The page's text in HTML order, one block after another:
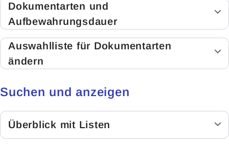
Dokumentarten und
Aufbewahrungsdauer
Auswahlliste für Dokumentarten
ändern
Suchen und anzeigen
Überblick mit Listen